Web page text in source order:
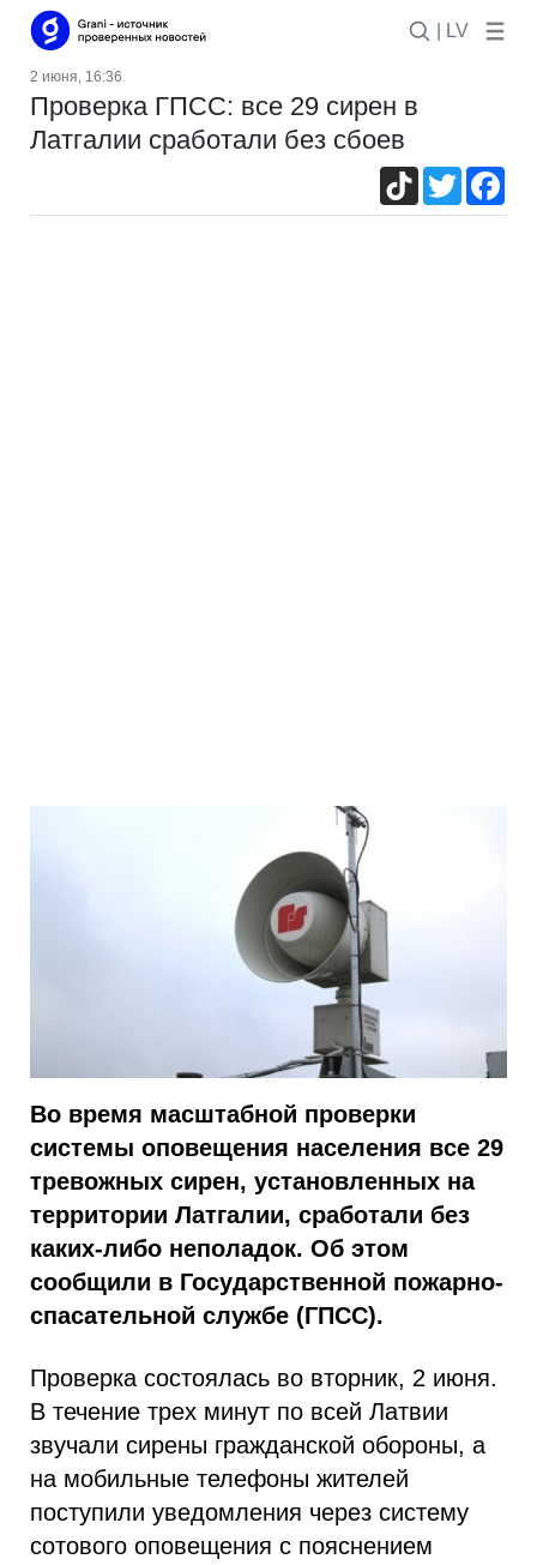
| LV
2 июня, 16:36
Проверка ГПСС: все 29 сирен в
Латгалии сработали без сбоев
TikTokTwitter
Во время масштабной проверки
системы оповещения населения все 29
тревожных сирен, установленных на
территории Латгалии, сработали без
каких-либо неполадок. Об этом
сообщили в Государственной пожарно-
спасательной службе (ГПСС).
Проверка состоялась во вторник, 2 июня.
В течение трех минут по всей Латвии
звучали сирены гражданской обороны, а
на мобильные телефоны жителей
поступили уведомления через систему
сотового оповещения с пояснением